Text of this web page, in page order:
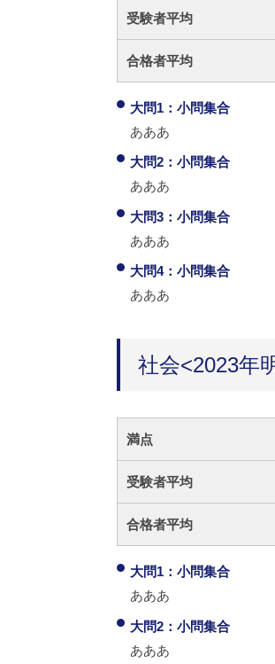
受験者平均
合格者平均
大問1：小問集合
あああ
大問2：小問集合
あああ
大問3：小問集合
あああ
大問4：小問集合
あああ
社会<2023年
満点
受験者平均
合格者平均
大問1：小問集合
あああ
大問2：小問集合
あああ